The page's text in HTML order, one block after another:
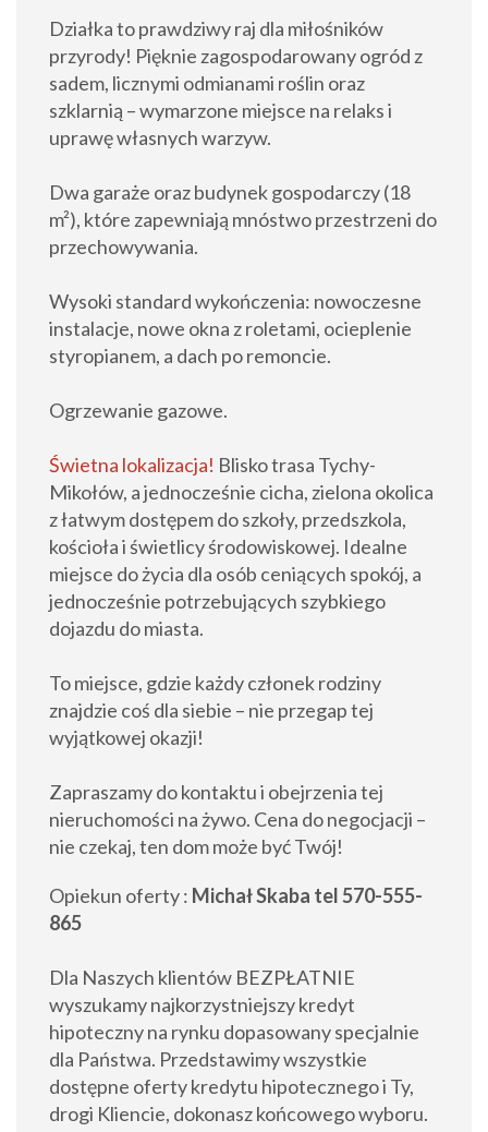
Działka to prawdziwy raj dla miłośników
przyrody! Pięknie zagospodarowany ogród z
sadem, licznymi odmianami roślin oraz
szklarnią – wymarzone miejsce na relaks i
uprawę własnych warzyw.
Dwa garaże oraz budynek gospodarczy (18
m²), które zapewniają mnóstwo przestrzeni do
przechowywania.
Wysoki standard wykończenia: nowoczesne
instalacje, nowe okna z roletami, ocieplenie
styropianem, a dach po remoncie.
Ogrzewanie gazowe.
Świetna lokalizacja! Blisko trasa Tychy-
Mikołów, a jednocześnie cicha, zielona okolica
z łatwym dostępem do szkoły, przedszkola,
kościoła i świetlicy środowiskowej. Idealne
miejsce do życia dla osób ceniących spokój, a
jednocześnie potrzebujących szybkiego
dojazdu do miasta.
To miejsce, gdzie każdy członek rodziny
znajdzie coś dla siebie – nie przegap tej
wyjątkowej okazji!
Zapraszamy do kontaktu i obejrzenia tej
nieruchomości na żywo. Cena do negocjacji –
nie czekaj, ten dom może być Twój!
Opiekun oferty : Michał Skaba tel 570-555-
865
Dla Naszych klientów BEZPŁATNIE
wyszukamy najkorzystniejszy kredyt
hipoteczny na rynku dopasowany specjalnie
dla Państwa. Przedstawimy wszystkie
dostępne oferty kredytu hipotecznego i Ty,
drogi Kliencie, dokonasz końcowego wyboru.